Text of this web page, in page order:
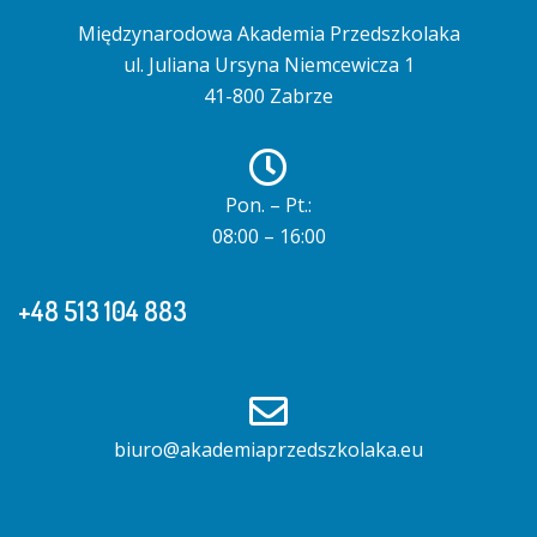
Międzynarodowa Akademia Przedszkolaka
ul. Juliana Ursyna Niemcewicza 1
41-800 Zabrze
Pon. – Pt.:
08:00 – 16:00
+48 513 104 883
biuro@akademiaprzedszkolaka.eu